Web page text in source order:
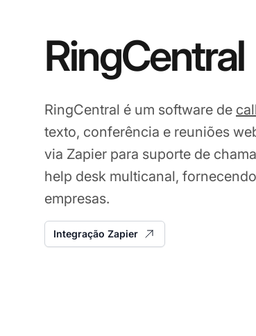
RingCentral
RingCentral é um software de
texto, conferência e reuniões
via Zapier para suporte de
help desk multicanal,
empresas.
Integração Zapier